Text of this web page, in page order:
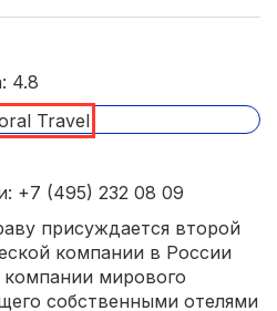
4.8
+7 (495) 232 08 09
присуждается второй
компании в России
мирового
собственными отелями